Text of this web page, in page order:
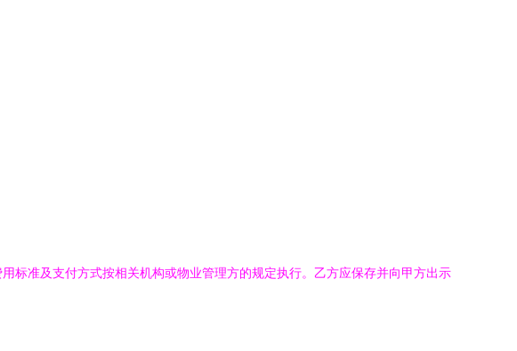
标准及支付方式按相关机构或物业管理方的规定执行。乙方应保存并向甲方出示